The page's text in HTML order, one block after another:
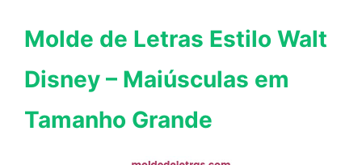
Molde de Letras Estilo Walt
Disney – Maiúsculas em
Tamanho Grande